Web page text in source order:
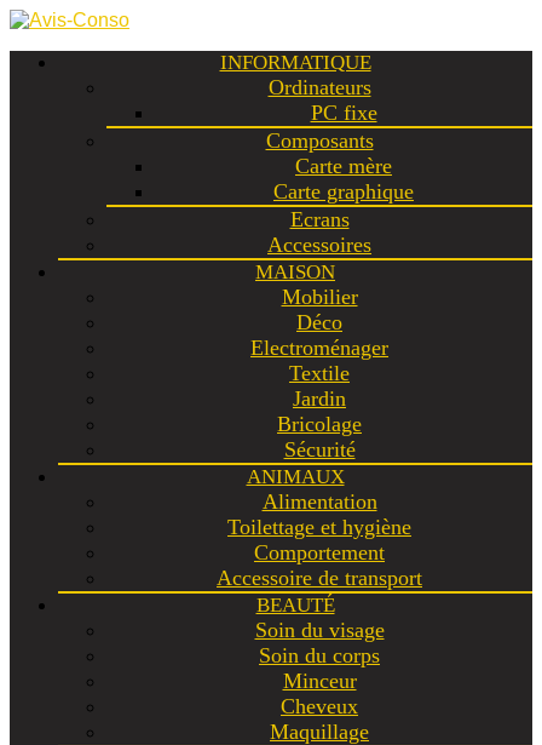
INFORMATIQUE
Ordinateurs
PC fixe
Composants
Carte mère
Carte graphique
Ecrans
Accessoires
MAISON
Mobilier
Déco
Electroménager
Textile
Jardin
Bricolage
Sécurité
ANIMAUX
Alimentation
Toilettage et hygiène
Comportement
Accessoire de transport
BEAUTÉ
Soin du visage
Soin du corps
Minceur
Cheveux
Maquillage